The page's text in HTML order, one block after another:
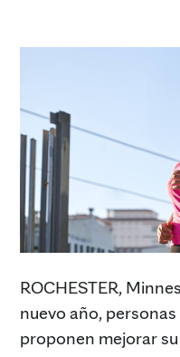
ROCHESTER,
nuevo año,
proponen mejorar